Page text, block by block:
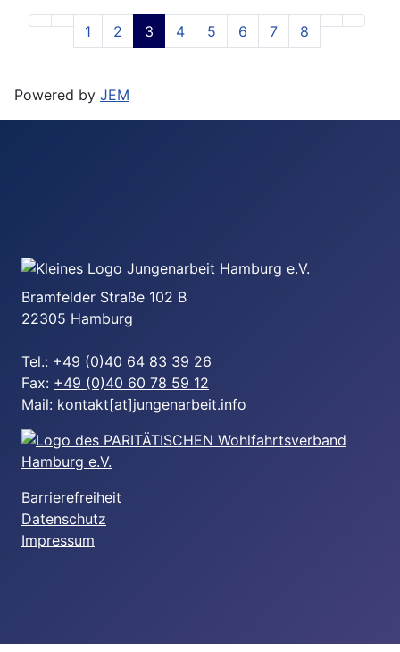
1 2 3 4 5 6 7 8
Powered by JEM
Bramfelder Straße 102 B
22305 Hamburg
Tel.: +49 (0)40 64 83 39 26
Fax: +49 (0)40 60 78 59 12
Mail: kontakt[at]jungenarbeit.info
Barrierefreiheit
Datenschutz
Impressum